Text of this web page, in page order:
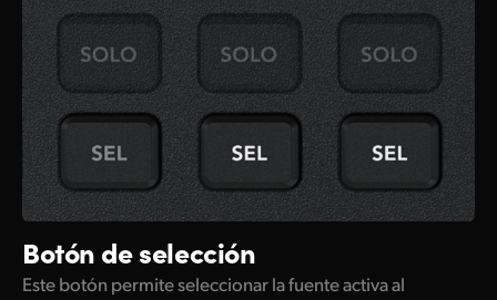
Botón de selección
Este botón permite seleccionar la fuente activa al